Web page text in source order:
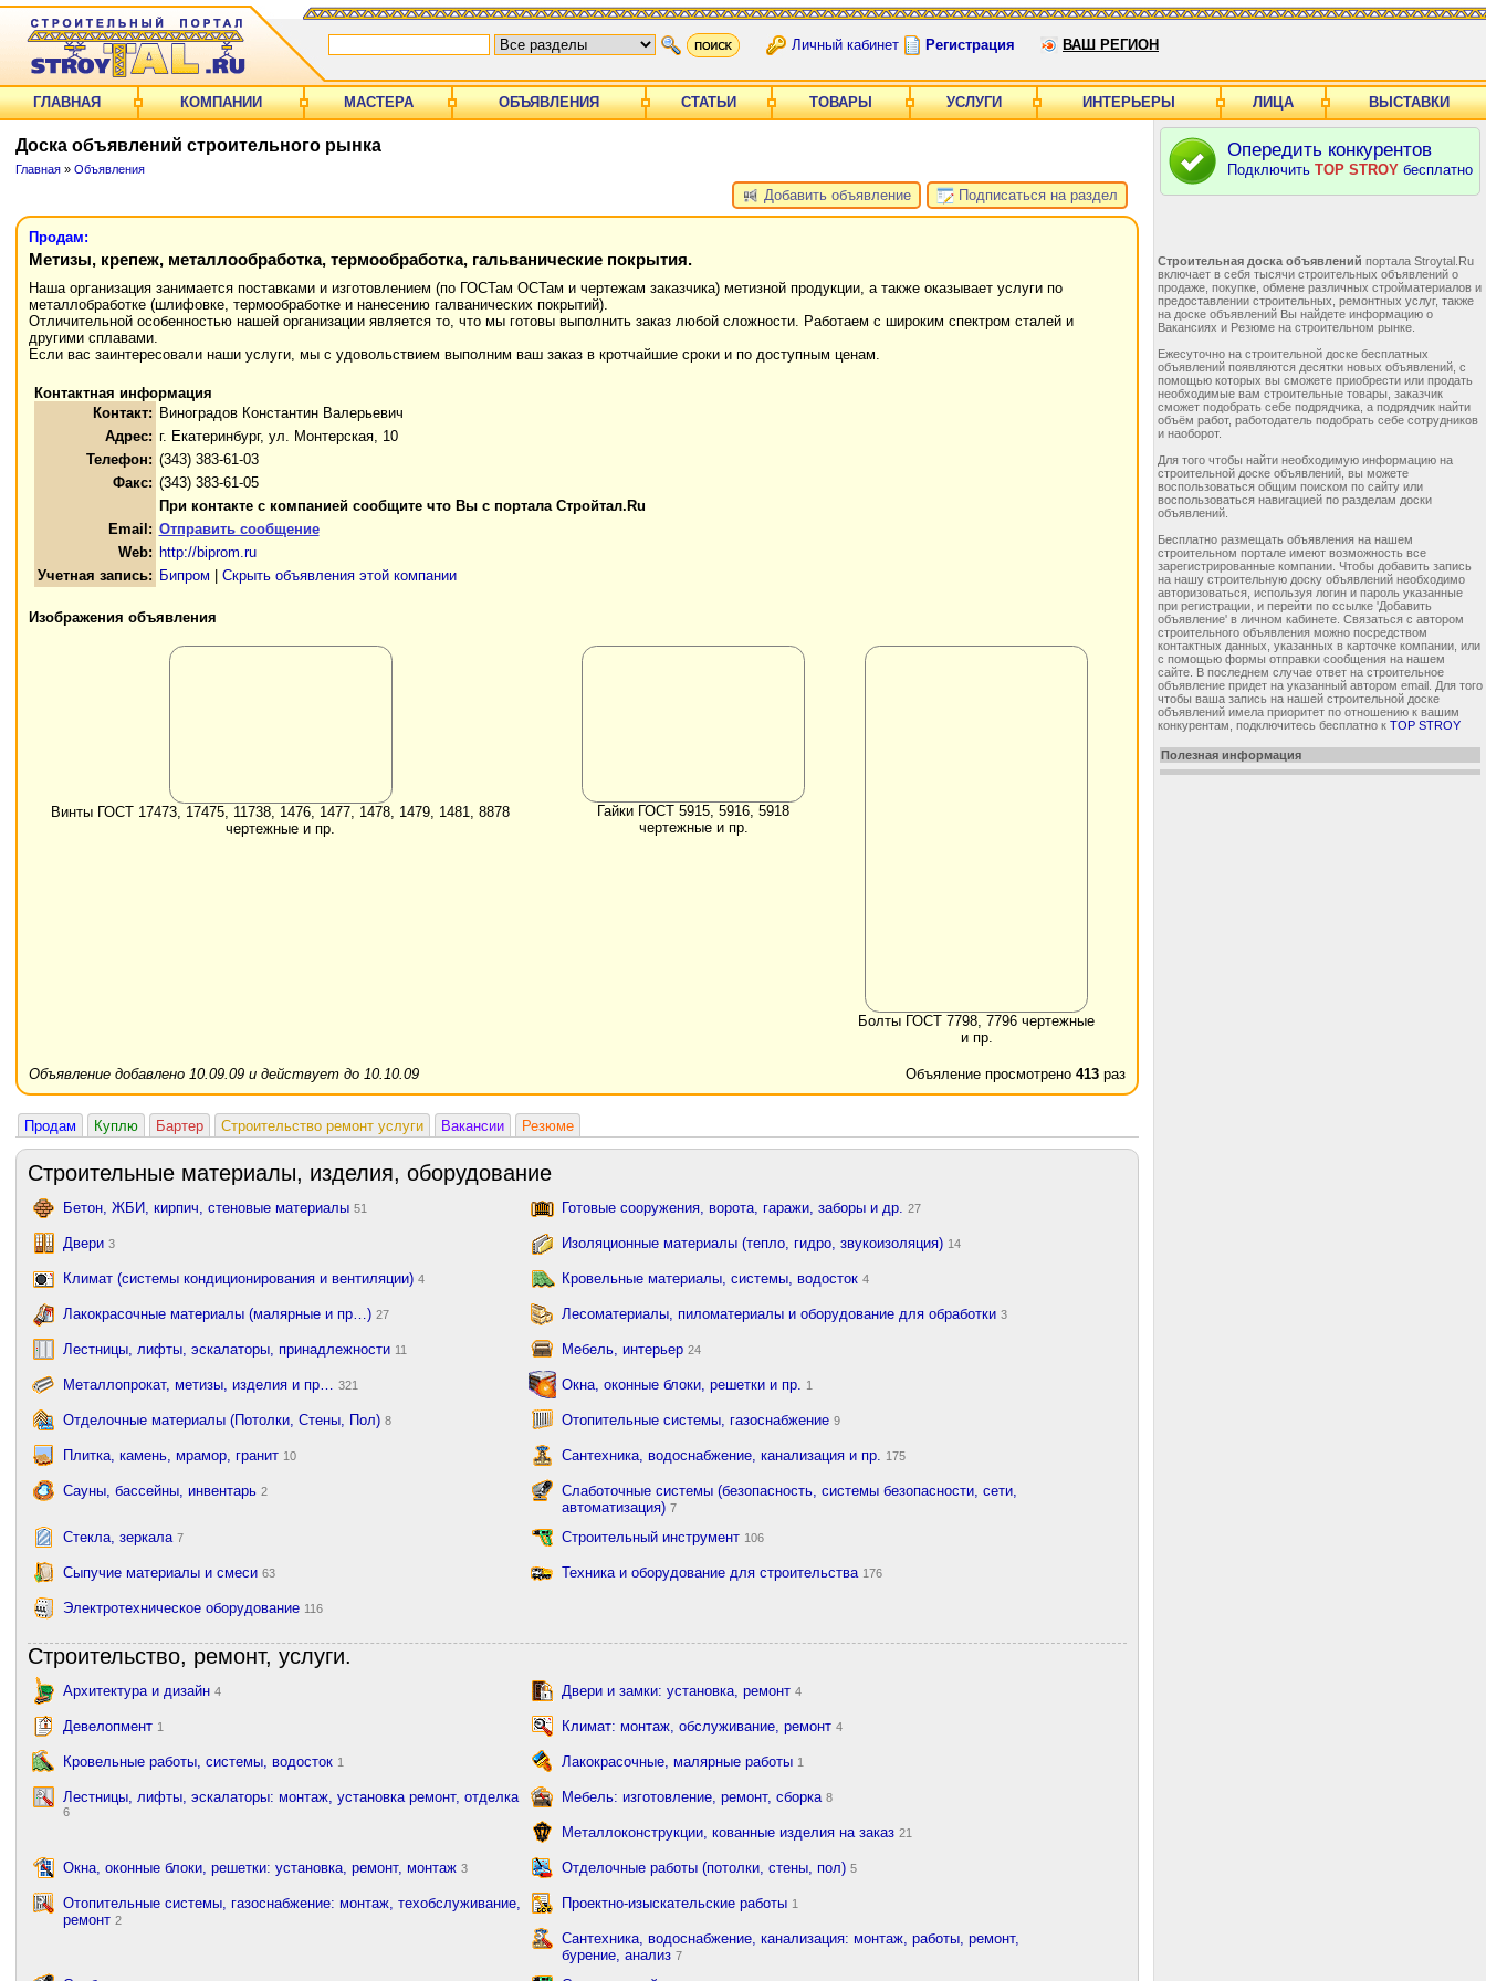
Личный кабинет Регистрация ВАШ РЕГИОН
ГЛАВНАЯ КОМПАНИИ МАСТЕРА ОБЪЯВЛЕНИЯ СТАТЬИ ТОВАРЫ УСЛУГИ ИНТЕРЬЕРЫ ЛИЦА ВЫСТАВКИ
Доска объявлений строительного рынка
Главная» Объявления
Добавить объявление Подписаться на раздел
Продам:
Метизы, крепеж, металлообработка, термообработка, гальванические покрытия.
Наша организация занимается поставками и изготовлением (по ГОСТам ОСТам и чертежам заказчика) метизной продукции, а также оказывает услуги по
металлобработке (шлифовке, термообработке и нанесению галванических покрытий).
Отличительной особенностью нашей организации является то, что мы готовы выполнить заказ любой сложности. Работаем с широким спектром сталей и
другими сплавами.
Если вас заинтересовали наши услуги, мы с удовольствием выполним ваш заказ в кротчайшие сроки и по доступным ценам.
Контактная информация
Контакт: Виноградов Константин Валерьевич
Адрес: г. Екатеринбург, ул. Монтерская, 10
Телефон: (343) 383-61-03
Факс: (343) 383-61-05
При контакте с компанией сообщите что Вы с портала Стройтал.Ru
Email: Отправить сообщение
Web: http://biprom.ru
Учетная запись: Бипром Скрыть объявления этой компании
Изображения объявления
Винты ГОСТ 17473, 17475, 11738, 1476, 1477, 1478, 1479, 1481, 8878
чертежные и пр.
Гайки ГОСТ 5915, 5916, 5918
чертежные и пр.
Болты ГОСТ 7798, 7796 чертежные
и пр.
Объяление просмотрено 413раз
Объявление добавлено 10.09.09 и действует до 10.10.09
Продам Куплю Бартер Строительство ремонт услуги Вакансии Резюме
Строительные материалы, изделия, оборудование
Бетон, ЖБИ, кирпич, стеновые материалы 51 Готовые сооружения, ворота, гаражи, заборы и др. 27
Двери 3 Изоляционные материалы (тепло, гидро, звукоизоляция) 14
Климат (системы кондиционирования и вентиляции) 4 Кровельные материалы, системы, водосток 4
Лакокрасочные материалы (малярные и пр…) 27 Лесоматериалы, пиломатериалы и оборудование для обработки 3
Лестницы, лифты, эскалаторы, принадлежности 11 Мебель, интерьер 24
Металлопрокат, метизы, изделия и пр… 321 Окна, оконные блоки, решетки и пр. 1
Отделочные материалы (Потолки, Стены, Пол) 8 Отопительные системы, газоснабжение 9
Плитка, камень, мрамор, гранит 10 Сантехника, водоснабжение, канализация и пр. 175
Сауны, бассейны, инвентарь 2
Слаботочные системы (безопасность, системы безопасности, сети,
автоматизация) 7
Стекла, зеркала 7 Строительный инструмент 106
Сыпучие материалы и смеси 63 Техника и оборудование для строительства 176
Электротехническое оборудование 116
Строительство, ремонт, услуги.
Архитектура и дизайн 4 Двери и замки: установка, ремонт 4
Девелопмент 1 Климат: монтаж, обслуживание, ремонт 4
Кровельные работы, системы, водосток 1 Лакокрасочные, малярные работы 1
Лестницы, лифты, эскалаторы: монтаж, установка ремонт, отделка
6
Мебель: изготовление, ремонт, сборка 8
Металлоконструкции, кованные изделия на заказ 21
Окна, оконные блоки, решетки: установка, ремонт, монтаж 3 Отделочные работы (потолки, стены, пол) 5
Отопительные системы, газоснабжение: монтаж, техобслуживание,
ремонт 2
Проектно-изыскательские работы 1
Сантехника, водоснабжение, канализация: монтаж, работы, ремонт,
бурение, анализ 7
Опередить конкурентов
Подключить TOP STROY бесплатно
Строительная доска объявлений портала Stroytal.Ru
включает в себя тысячи строительных объявлений о
продаже, покупке, обмене различных стройматериалов и
предоставлении строительных, ремонтных услуг, также
на доске объявлений Вы найдете информацию о
Вакансиях и Резюме на строительном рынке.
Ежесуточно на строительной доске бесплатных
объявлений появляются десятки новых объявлений, с
помощью которых вы сможете приобрести или продать
необходимые вам строительные товары, заказчик
сможет подобрать себе подрядчика, а подрядчик найти
объём работ, работодатель подобрать себе сотрудников
и наоборот.
Для того чтобы найти необходимую информацию на
строительной доске объявлений, вы можете
воспользоваться общим поиском по сайту или
воспользоваться навигацией по разделам доски
объявлений.
Бесплатно размещать объявления на нашем
строительном портале имеют возможность все
зарегистрированные компании. Чтобы добавить запись
на нашу строительную доску объявлений необходимо
авторизоваться, используя логин и пароль указанные
при регистрации, и перейти по ссылке 'Добавить
объявление' в личном кабинете. Связаться с автором
строительного объявления можно посредством
контактных данных, указанных в карточке компании, или
с помощью формы отправки сообщения на нашем
сайте. В последнем случае ответ на строительное
объявление придет на указанный автором email. Для того
чтобы ваша запись на нашей строительной доске
объявлений имела приоритет по отношению к вашим
конкурентам, подключитесь бесплатно к TOP STROY
Полезная информация